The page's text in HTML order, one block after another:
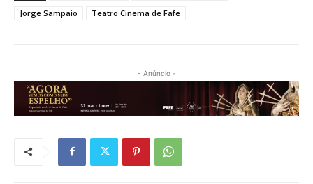
Jorge Sampaio
Teatro Cinema de Fafe
- Anúncio -